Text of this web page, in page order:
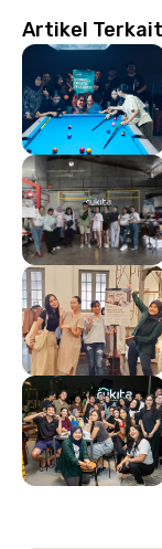
Artikel Terkait